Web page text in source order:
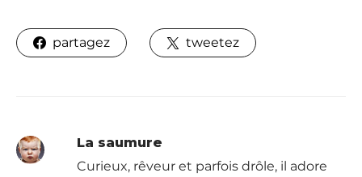
partagez tweetez
La saumure
Curieux, rêveur et parfois drôle, il adore